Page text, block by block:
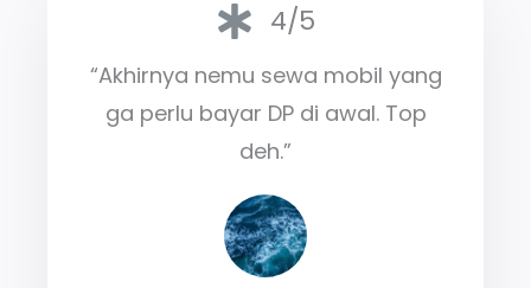
4/5
“Akhirnya nemu sewa mobil yang
ga perlu bayar DP di awal. Top
deh.”